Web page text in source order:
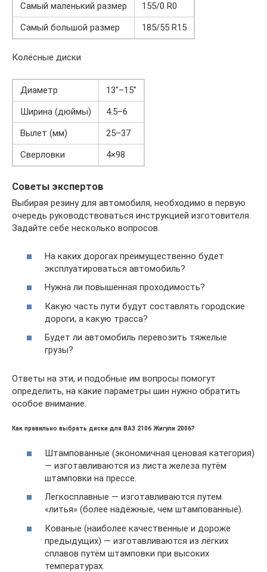
Самый маленький размер
155/0 R0
Самый большой размер
185/55 R15
Колёсные диски
Диаметр
13″–15″
Ширина (дюймы)
4.5–6
Вылет (мм)
25–37
Сверловки
4×98
Советы экспертов
Выбирая резину для автомобиля, необходимо в первую
очередь руководствоваться инструкцией изготовителя.
Задайте себе несколько вопросов.
На каких дорогах преимущественно будет
эксплуатироваться автомобиль?
Нужна ли повышенная проходимость?
Какую часть пути будут составлять городские
дороги, а какую трасса?
Будет ли автомобиль перевозить тяжелые
грузы?
Ответы на эти, и подобные им вопросы помогут
определить, на какие параметры шин нужно обратить
особое внимание.
Как правильно выбрать диски для ВАЗ 2106 Жигули 2006?
Штампованные (экономичная ценовая категория)
— изготавливаются из листа железа путём
штамповки на прессе.
Легкосплавные — изготавливаются путем
«литья» (более надёжные, чем штампованные).
Кованые (наиболее качественные и дороже
предыдущих) — изготавливаются из лёгких
сплавов путём штамповки при высоких
температурах.